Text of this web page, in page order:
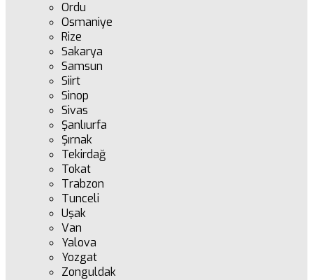
Ordu
Osmaniye
Rize
Sakarya
Samsun
Siirt
Sinop
Sivas
Şanlıurfa
Şırnak
Tekirdağ
Tokat
Trabzon
Tunceli
Uşak
Van
Yalova
Yozgat
Zonguldak